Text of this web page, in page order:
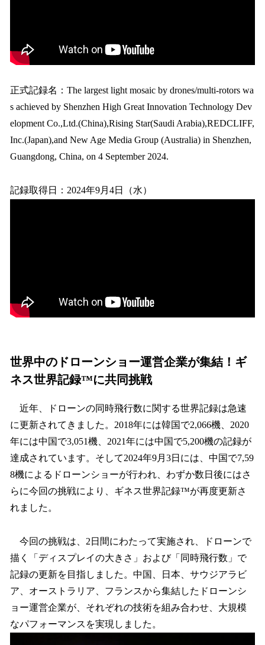
正式記録名：The largest light mosaic by drones/multi-rotors wa
s achieved by Shenzhen High Great Innovation Technology Dev
elopment Co.,Ltd.(China),Rising Star(Saudi Arabia),REDCLIFF,
Inc.(Japan),and New Age Media Group (Australia) in Shenzhen,
Guangdong, China, on 4 September 2024.
記録取得日：2024年9月4日（水）
世界中のドローンショー運営企業が集結！ギ
ネス世界記録™に共同挑戦
近年、ドローンの同時飛行数に関する世界記録は急速
に更新されてきました。2018年には韓国で2,066機、2020
年には中国で3,051機、2021年には中国で5,200機の記録が
達成されています。そして2024年9月3日には、中国で7,59
8機によるドローンショーが行われ、わずか数日後にはさ
らに今回の挑戦により、ギネス世界記録™が再度更新さ
れました。
今回の挑戦は、2日間にわたって実施され、ドローンで
描く「ディスプレイの大きさ」および「同時飛行数」で
記録の更新を目指しました。中国、日本、サウジアラビ
ア、オーストラリア、フランスから集結したドローンシ
ョー運営企業が、それぞれの技術を組み合わせ、大規模
なパフォーマンスを実現しました。